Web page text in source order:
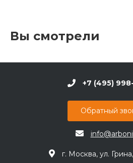
Вы смотрели
+7 (495)
Обратный
г. Москва, ул.